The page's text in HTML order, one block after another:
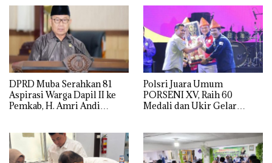
DPRD Muba Serahkan 81
Aspirasi Warga Dapil II ke
Pemkab, H. Amri Andi
Polsri Juara Umum
PORSENI XV, Raih 60
Medali dan Ukir Gelar